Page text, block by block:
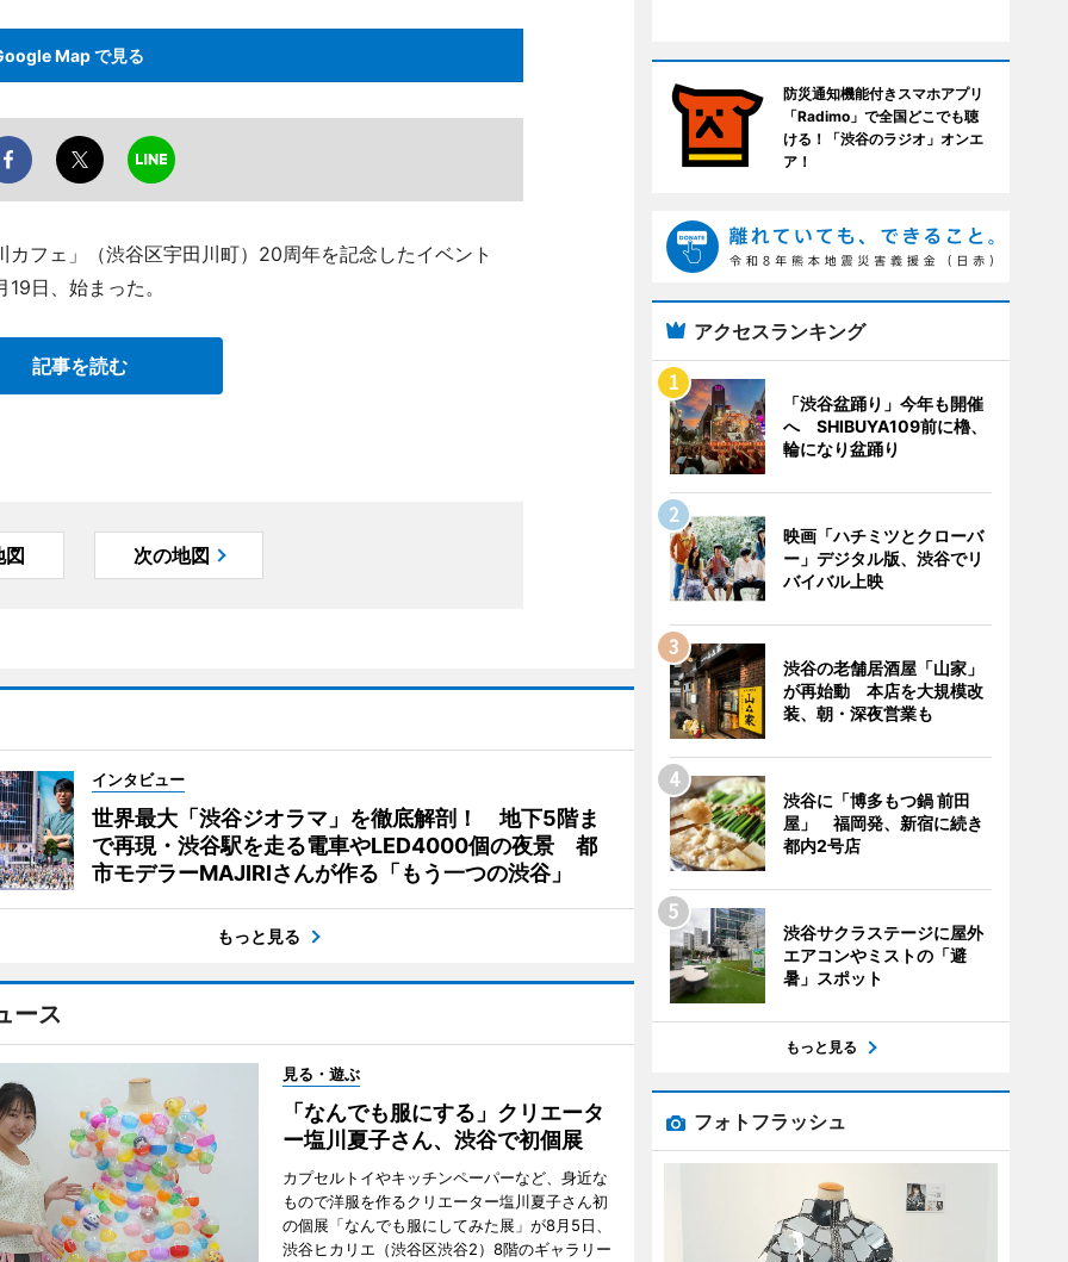
Map で見る
フェ」（渋谷区宇田川町）20周年を記念したイベント
日、始まった。
記事を読む
図 次の地図
インタビュー
世界最大「渋谷ジオラマ」を徹底解剖！ 地下5階ま
で再現・渋谷駅を走る電車やLED4000個の夜景 都
市モデラーMAJIRIさんが作る「もう一つの渋谷」
もっと見る
ース
見る・遊ぶ
「なんでも服にする」クリエータ
ー塩川夏子さん、渋谷で初個展
カプセルトイやキッチンペーパーなど、身近な
もので洋服を作るクリエーター塩川夏子さん初
の個展「なんでも服にしてみた展」が8月5日、
渋谷ヒカリエ（渋谷区渋谷2）8階のギャラリー
防災通知機能付きスマホアプリ
「Radimo」で全国どこでも聴
ける！「渋谷のラジオ」オンエ
ア！
アクセスランキング
「渋谷盆踊り」今年も開催
へ SHIBUYA109前に櫓、
輪になり盆踊り
映画「ハチミツとクローバ
ー」デジタル版、渋谷でリ
バイバル上映
渋谷の老舗居酒屋「山家」
が再始動 本店を大規模改
装、朝・深夜営業も
渋谷に「博多もつ鍋 前田
屋」 福岡発、新宿に続き
都内2号店
渋谷サクラステージに屋外
エアコンやミストの「避
暑」スポット
もっと見る
フォトフラッシュ